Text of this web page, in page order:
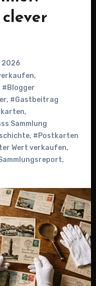
2026
,
#Blogger
, #Gastbeitrag
,
Sammlung
, #Postkarten
Wert verkaufen,
,